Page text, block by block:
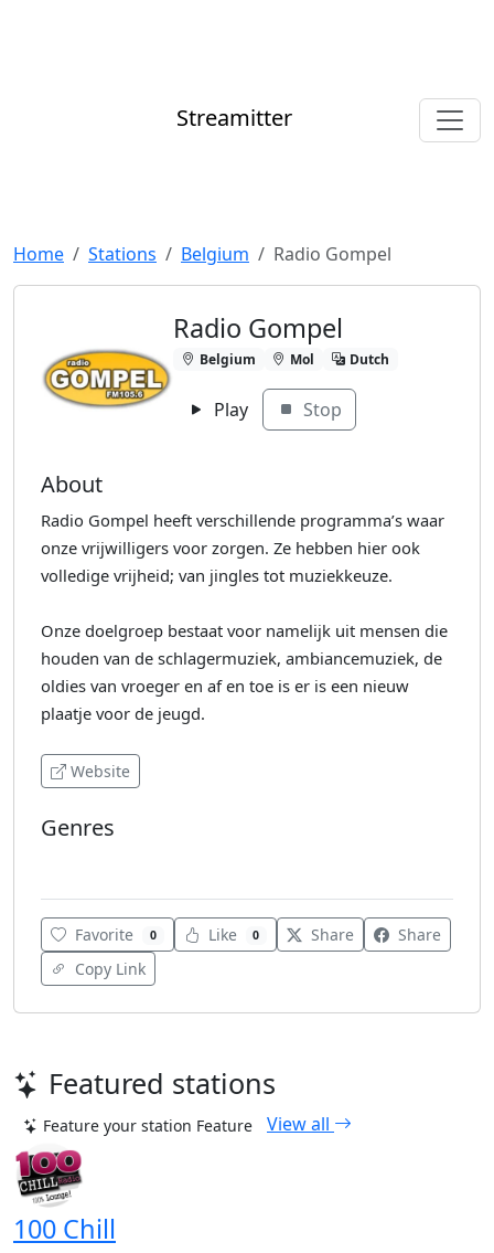
Streamitter
Home Stations Belgium Radio Gompel
Radio Gompel
Belgium Mol Dutch
Play Stop
About
Radio Gompel heeft verschillende programma’s waar
onze vrijwilligers voor zorgen. Ze hebben hier ook
volledige vrijheid; van jingles tot muziekkeuze.
Onze doelgroep bestaat voor namelijk uit mensen die
houden van de schlagermuziek, ambiancemuziek, de
oldies van vroeger en af en toe is er is een nieuw
plaatje voor de jeugd.
Website
Genres
Favorite 0 Like 0 Share
Share
Copy Link
Featured stations
Feature your station Feature View all
100 Chill